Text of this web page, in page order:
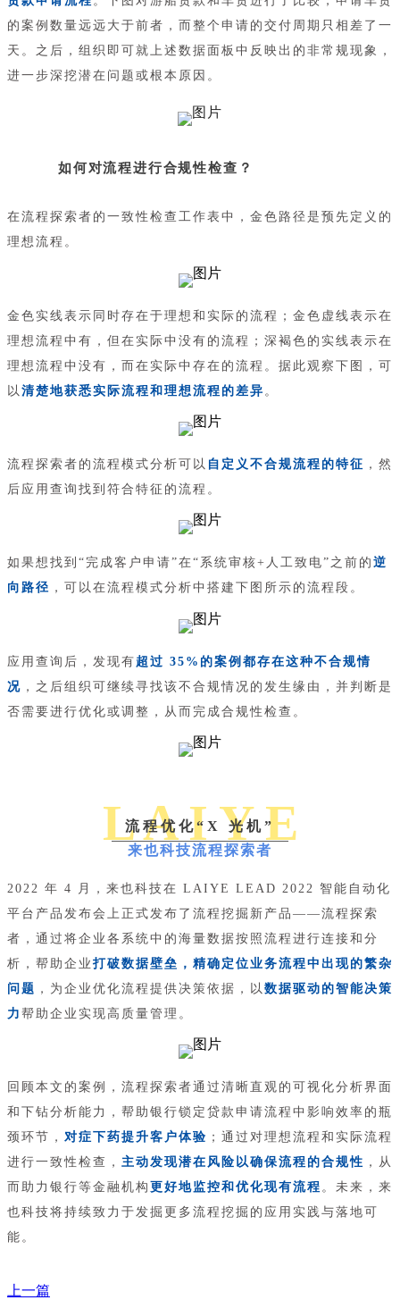
的案例数量远远大于前者，而整个申请的交付周期只相差了一
天。之后，组织即可就上述数据面板中反映出的非常规现象，
进一步深挖潜在问题或根本原因。
如何对流程进行合规性检查？
在流程探索者的一致性检查工作表中，金色路径是预先定义的
理想流程。
金色实线表示同时存在于理想和实际的流程；金色虚线表示在
理想流程中有，但在实际中没有的流程；深褐色的实线表示在
理想流程中没有，而在实际中存在的流程。据此观察下图，可
以 清楚地获悉实 际流程和理想流程的差异 。
流程探索者的流程模式分析可以 自定义不合规流程的特征 ，然
后应用查询找到符合特征的流程。
如果想找到“完成客户申请”在“系统审核+人工致电”之前的 逆
向路径 ，可以在流程模式分析中搭建下图所示的流程段。
应用查询后，发现有 超过 35%的案例都存在这种不合规情
况 ，之后组织可继续寻找该不合规情况的发生缘由，并判断是
否需要进行优化或调整，从而完成合规性检查。
L A I Y E
流程优化“X 光机”
来也科技流程探索者
2022 年 4 月，来也科技在 LAIYE LEAD 2022 智能自动化
平台产品发布会上正式发布了流程挖掘新产品——流程探索
者，通过将企业各系统中的海量数据按照流程进行连接和分
析，帮助企业 打破数据壁垒，精确定位业务流程中出现的繁杂
问题 ，为企业优化流程提供决策依据，以 数据驱动的智能决策
力 帮助企业实现高质量管理。
回顾本文的案例，流程探索者通过清晰直观的可视化分析界面
和下钻分析能力，帮助银行锁定贷款申请流程中影响效率的瓶
颈环节， 对症下药提升客户体验 ；通过对理想流程和实际流程
进行一致性检查， 主动发现潜在风险以确保流程的合规性 ，从
而助力银行等金融机构 更好地监控和优化现有流程 。未来，来
也科技将持续致力于发掘更多流程挖掘的应用实践与落地可
能。
上一篇